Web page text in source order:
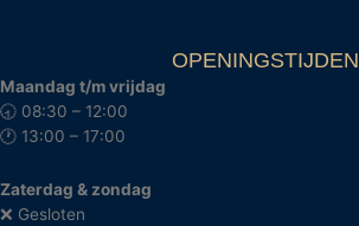
OPENINGSTIJDEN
Maandag t/m vrijdag
🕣 08:30 – 12:00
🕐 13:00 – 17:00
Zaterdag & zondag
❌ Gesloten